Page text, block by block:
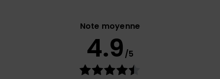
Note moyenne
4.9 /5